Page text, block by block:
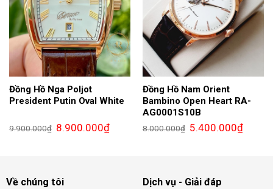
Đồng Hồ Nga Poljot
President Putin Oval White
9.900.000₫ Giá
gốc
8.900.000₫Giá
hiện
Đồng Hồ Nam Orient
Bambino Open Heart RA-
AG0001S10B
8.000.000₫ Giá
gốc
5.400.000₫Giá
hiện
Về chúng tôi Dịch vụ - Giải đáp